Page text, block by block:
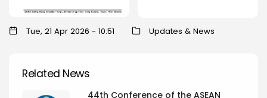
Tue, 21 Apr 2026 - 10:51 Updates & News
Related News
44th Conference of the ASEAN